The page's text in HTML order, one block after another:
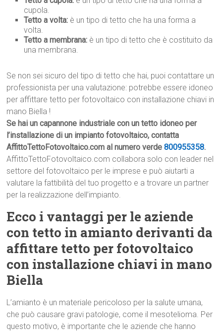
cupola.
Tetto a volta: è un tipo di tetto che ha una forma a
volta.
Tetto a membrana: è un tipo di tetto che è costituito da
una membrana.
Se non sei sicuro del tipo di tetto che hai, puoi contattare un
professionista per una valutazione: potrebbe essere idoneo
per affittare tetto per fotovoltaico con installazione chiavi in
mano Biella !
Se hai un capannone industriale con un tetto idoneo per
l’installazione di un impianto fotovoltaico, contatta
AffittoTettoFotovoltaico.com al numero verde800955358.
AffittoTettoFotovoltaico.com collabora solo con leader nel
settore del fotovoltaico per le imprese e può aiutarti a
valutare la fattibilità del tuo progetto e a trovare un partner
per la realizzazione dell’impianto.
Ecco i vantaggi per le aziende
con tetto in amianto derivanti da
affittare tetto per fotovoltaico
con installazione chiavi in mano
Biella
L’amianto è un materiale pericoloso per la salute umana,
che può causare gravi patologie, come il mesotelioma. Per
questo motivo, è importante che le aziende che hanno